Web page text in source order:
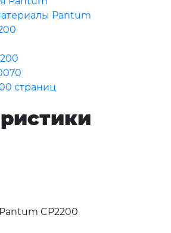
Pantum
страниц
CP2200